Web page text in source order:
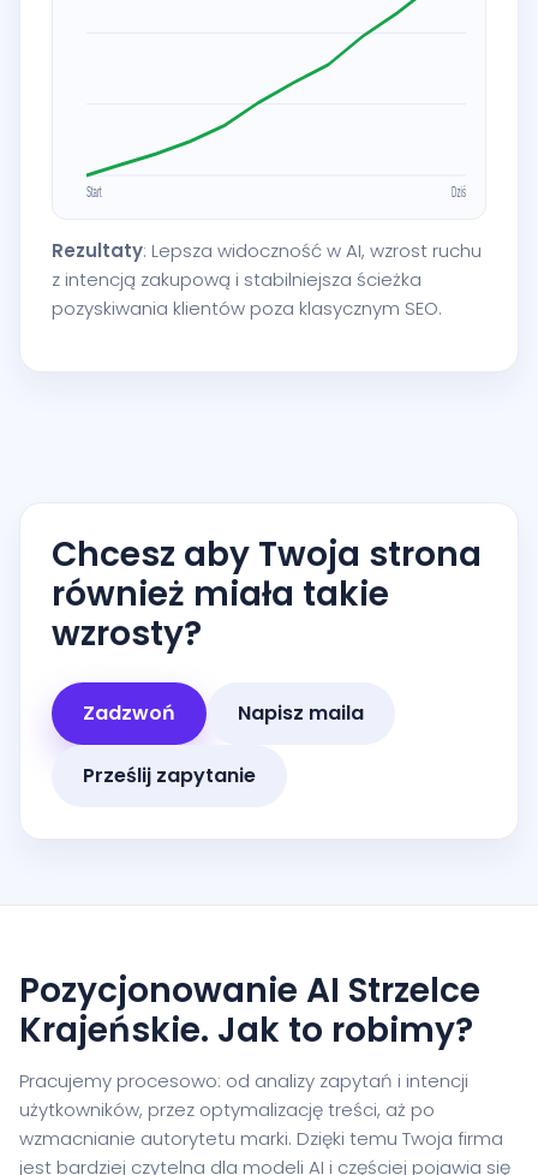
Rezultaty: Lepsza widoczność w AI, wzrost ruchu
z intencją zakupową i stabilniejsza ścieżka
pozyskiwania klientów poza klasycznym SEO.
Chcesz aby Twoja strona
również miała takie
wzrosty?
Zadzwoń Napisz maila
Prześlij zapytanie
Pozycjonowanie AI Strzelce
Krajeńskie. Jak to robimy?
Pracujemy procesowo: od analizy zapytań i intencji
użytkowników, przez optymalizację treści, aż po
wzmacnianie autorytetu marki. Dzięki temu Twoja firma
jest bardziej czytelna dla modeli AI i częściej pojawia się